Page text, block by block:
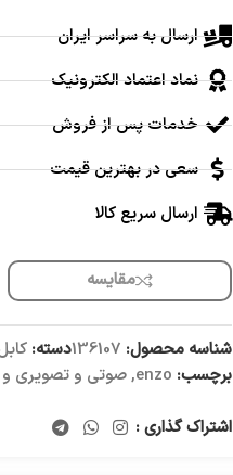
ارسال به سراسر ایران
نماد اعتماد الکترونیک
خدمات پس از فروش
سعی در بهترین قیمت
ارسال سریع کالا
مقایسه
شناسه محصول: 136107دسته:
برچسب: enzo
,صوتی و تصویری و
اشتراک گذاری :